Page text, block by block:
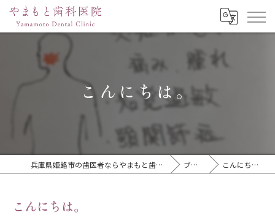
こんにちは。
兵庫県姫路市の歯医者ならやまもと歯科医院 ブログ こんにちは。
こんにちは。